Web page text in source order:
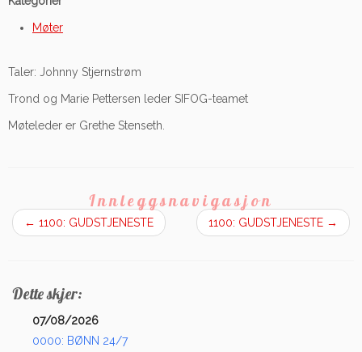
Møter
Taler: Johnny Stjernstrøm
Trond og Marie Pettersen leder SIFOG-teamet
Møteleder er Grethe Stenseth.
Innleggsnavigasjon
← 1100: GUDSTJENESTE 1100: GUDSTJENESTE →
Dette skjer:
07/08/2026
0000: BØNN 24/7